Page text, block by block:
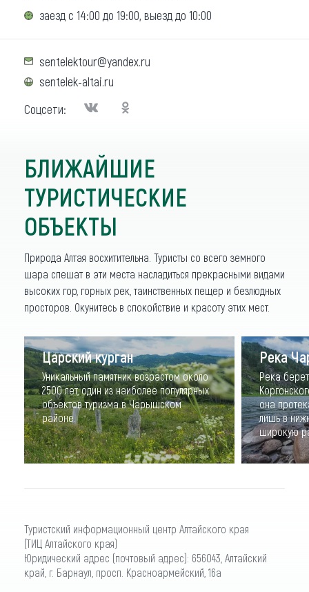
заезд с 14:00 до 19:00, выезд до 10:00
sentelektour@yandex.ru
sentelek-altai.ru
Соцсети:
БЛИЖАЙШИЕ
ТУРИСТИЧЕСКИЕ
ОБЪЕКТЫ
Природа Алтая восхитительна. Туристы со всего земного
шара спешат в эти места насладиться прекрасными видами
высоких гор, горных рек, таинственных пещер и безлюдных
просторов. Окунитесь в спокойствие и красоту этих мест.
Царский курган
Уникальный памятник возрастом около
2500 лет, один из наиболее популярных
объектов туризма в Чарышском
районе.
Река
Река
она
лишь в
широкую
Туристский информационный центр Алтайского края
(ТИЦ Алтайского края)
Юридический адрес (почтовый адрес): 656043, Алтайский
край, г. Барнаул, просп. Красноармейский, 16а